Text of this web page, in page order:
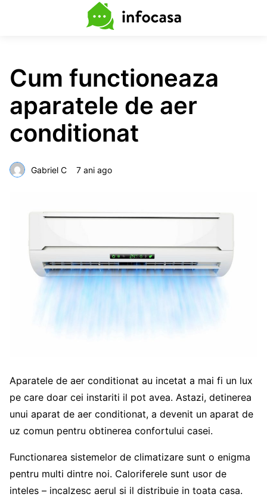
Cum functioneaza
aparatele de aer
conditionat
Gabriel C 7 ani ago
Aparatele de aer conditionat au incetat a mai fi un lux
pe care doar cei instariti il pot avea. Astazi, detinerea
unui aparat de aer conditionat, a devenit un aparat de
uz comun pentru obtinerea confortului casei.
Functionarea sistemelor de climatizare sunt o enigma
pentru multi dintre noi. Caloriferele sunt usor de
inteles – incalzesc aerul si il distribuie in toata casa.